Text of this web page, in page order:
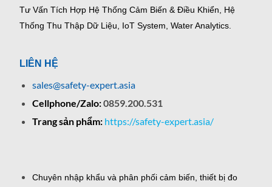
Tư Vấn Tích Hợp Hệ Thống Cảm Biến & Điều Khiển, Hệ
Thống Thu Thập Dữ Liệu, IoT System, Water Analytics.
LIÊN HỆ
sales@safety-expert.asia
Cellphone/Zalo:0859.200.531
Trang sản phẩm: https://safety-expert.asia/
Chuyên nhập khẩu và phân phối cảm biến, thiết bị đo